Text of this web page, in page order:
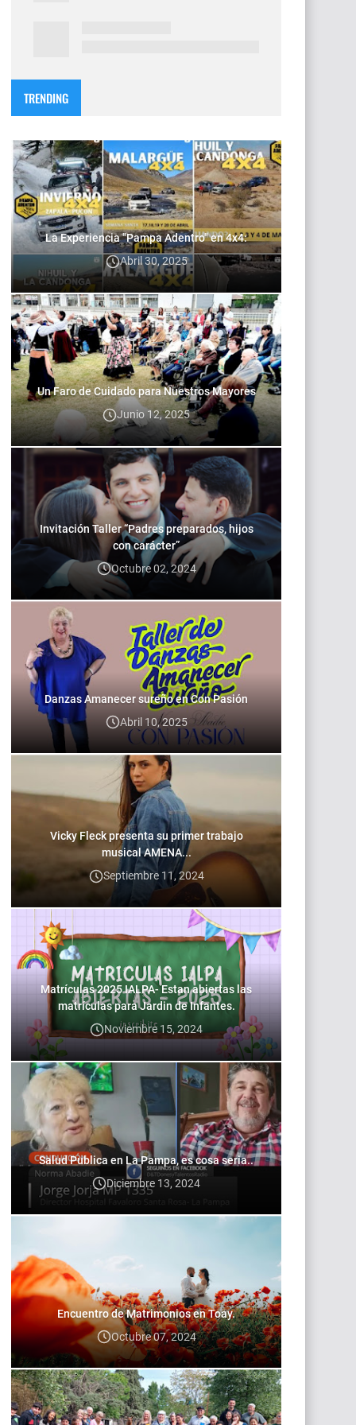
TRENDING
La Experiencia "Pampa Adentro" en 4x4:
Abril 30, 2025
Un Faro de Cuidado para Nuestros Mayores
Junio 12, 2025
Invitación Taller “Padres preparados, hijos
con carácter”
Octubre 02, 2024
Danzas Amanecer sureño en Con Pasión
Abril 10, 2025
Vicky Fleck presenta su primer trabajo
musical AMENA...
Septiembre 11, 2024
Matrículas 2025 IALPA- Estan abiertas las
matrículas para Jardin de Infantes.
Noviembre 15, 2024
Salud Publica en La Pampa, es cosa seria..
Diciembre 13, 2024
Encuentro de Matrimonios en Toay.
Octubre 07, 2024